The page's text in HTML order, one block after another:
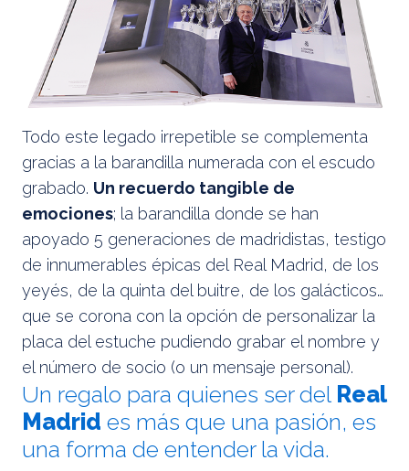
Todo este legado irrepetible se complementa
gracias a la barandilla numerada con el escudo
grabado. Un recuerdo tangible de
emociones; la barandilla donde se han
apoyado 5 generaciones de madridistas, testigo
de innumerables épicas del Real Madrid, de los
yeyés, de la quinta del buitre, de los galácticos…
que se corona con la opción de personalizar la
placa del estuche pudiendo grabar el nombre y
el número de socio (o un mensaje personal).
Un regalo para quienes ser del Real
Madrid es más que una pasión, es
una forma de entender la vida.